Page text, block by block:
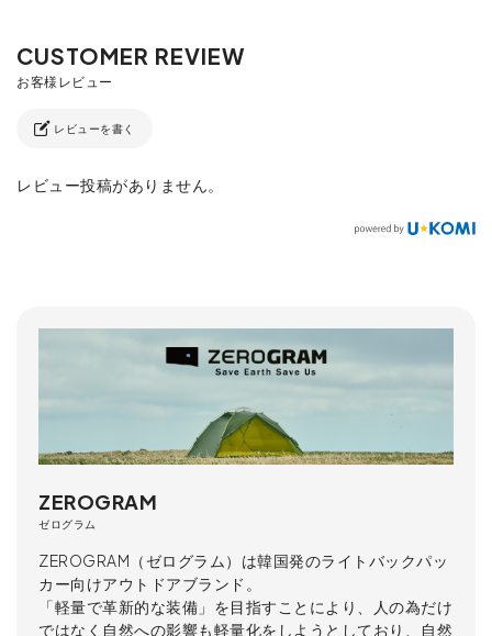
レビューを書く
レビュー投稿がありません。
ZEROGRAM
ゼログラム
ZEROGRAM（ゼログラム）は韓国発のライトバックパッ
カー向けアウトドアブランド。
「軽量で革新的な装備」を目指すことにより、人の為だけ
ではなく自然への影響も軽量化をしようとしており、自然